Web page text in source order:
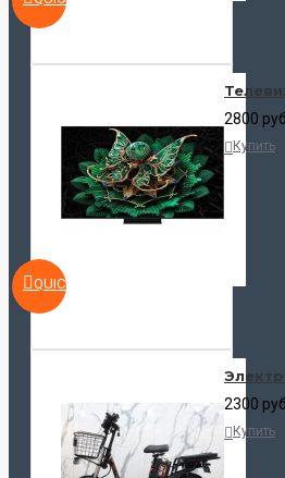
QUICKVIEW
2800
Купить
2300
Купить